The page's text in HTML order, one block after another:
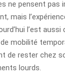
ne pensent pas
mais
l’est aussi
mobilité
de rester chez
lourds.